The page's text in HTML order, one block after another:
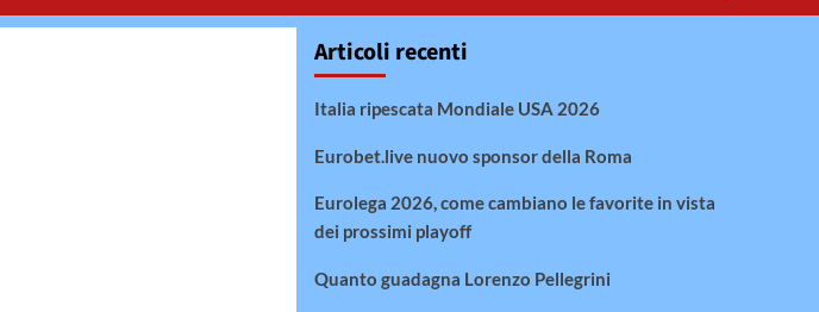
Articoli recenti
Italia ripescata Mondiale USA 2026
Eurobet.live nuovo sponsor della Roma
Eurolega 2026, come cambiano le favorite in vista
dei prossimi playoff
Quanto guadagna Lorenzo Pellegrini